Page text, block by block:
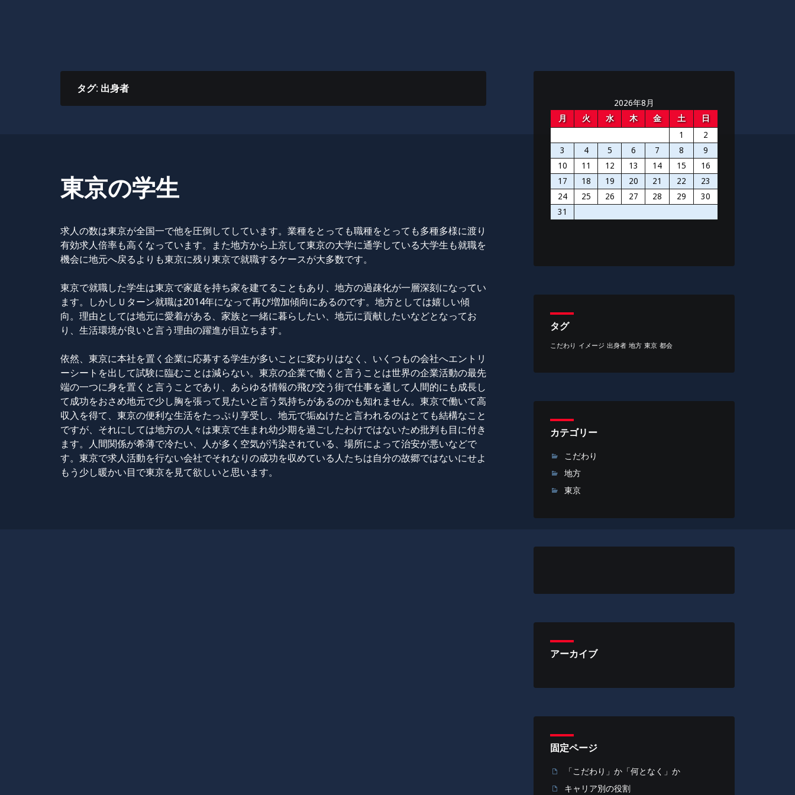
タグ: 出身者
東京の学生
求人の数は東京が全国一で他を圧倒してしています。業種をとっても職種をとっても多種多様に渡り
有効求人倍率も高くなっています。また地方から上京して東京の大学に通学している大学生も就職を
機会に地元へ戻るよりも東京に残り東京で就職するケースが大多数です。
東京で就職した学生は東京で家庭を持ち家を建てることもあり、地方の過疎化が一層深刻になってい
ます。しかしＵターン就職は2014年になって再び増加傾向にあるのです。地方としては嬉しい傾
向。理由としては地元に愛着がある、家族と一緒に暮らしたい、地元に貢献したいなどとなってお
り、生活環境が良いと言う理由の躍進が目立ちます。
依然、東京に本社を置く企業に応募する学生が多いことに変わりはなく、いくつもの会社へエントリ
ーシートを出して試験に臨むことは減らない。東京の企業で働くと言うことは世界の企業活動の最先
端の一つに身を置くと言うことであり、あらゆる情報の飛び交う街で仕事を通して人間的にも成長し
て成功をおさめ地元で少し胸を張って見たいと言う気持ちがあるのかも知れません。東京で働いて高
収入を得て、東京の便利な生活をたっぷり享受し、地元で垢ぬけたと言われるのはとても結構なこと
ですが、それにしては地方の人々は東京で生まれ幼少期を過ごしたわけではないため批判も目に付き
ます。人間関係が希薄で冷たい、人が多く空気が汚染されている、場所によって治安が悪いなどで
す。東京で求人活動を行ない会社でそれなりの成功を収めている人たちは自分の故郷ではないにせよ
もう少し暖かい目で東京を見て欲しいと思います。
2026年8月
月
火 水 木 金 土
日
1
2
3
4 5 6 7 8
9
10
11 12 13 14 15
16
17
18 19 20 21 22
23
24
25 26 27 28 29
30
31
タグ
こだわり イメージ 出身者 地方 東京 都会
カテゴリー
こだわり
地方
東京
アーカイブ
固定ページ
「こだわり」か「何となく」か
キャリア別の役割